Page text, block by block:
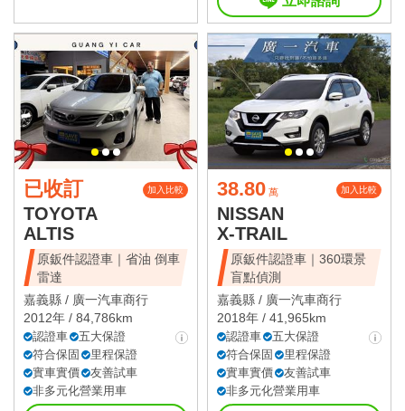
已收訂 加入比較
TOYOTA
ALTIS
原鈑件認證車｜省油 倒車
雷達
嘉義縣 / 廣一汽車商行
2012年 / 84,786km
認證車
五大保證
符合保固
里程保證
實車實價
友善試車
非多元化營業用車
38.80 萬 加入比較
NISSAN
X-TRAIL
原鈑件認證車｜360環景
盲點偵測
嘉義縣 / 廣一汽車商行
2018年 / 41,965km
認證車
五大保證
符合保固
里程保證
實車實價
友善試車
非多元化營業用車